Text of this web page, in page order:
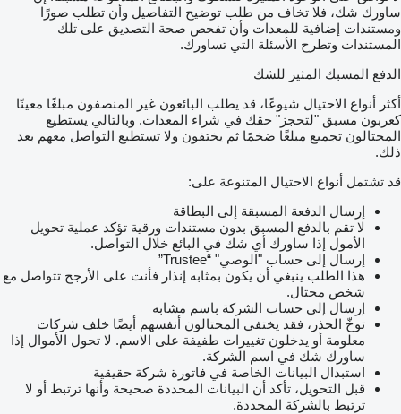
ساورك شك، فلا تخاف من طلب توضيح التفاصيل وأن تطلب صورًا
ومستندات إضافية للمعدات وأن تفحص صحة التصديق على تلك
المستندات وتطرح الأسئلة التي تساورك.
الدفع المسبك المثير للشك
أكثر أنواع الاحتيال شيوعًا، قد يطلب البائعون غير المنصفون مبلغًا معينًا
كعربون مسبق "لتحجز" حقك في شراء المعدات. وبالتالي يستطيع
المحتالون تجميع مبلغًا ضخمًا ثم يختفون ولا تستطيع التواصل معهم بعد
ذلك.
قد تشتمل أنواع الاحتيال المتنوعة على:
إرسال الدفعة المسبقة إلى البطاقة
لا تقم بالدفع المسبق بدون مستندات ورقية تؤكد عملية تحويل
الأمول إذا ساورك أي شك في البائع خلال التواصل.
إرسال إلى حساب "الوصي" “Trustee”
هذا الطلب ينبغي أن يكون بمثابه إنذار فأنت على الأرجح تتواصل مع
شخص محتال.
إرسال إلى حساب الشركة باسم مشابه
توخّ الحذر، فقد يختفي المحتالون أنفسهم أيضًا خلف شركات
معلومة أو يدخلون تغييرات طفيفة على الاسم. لا تحول الأموال إذا
ساورك شك في اسم الشركة.
استبدال البيانات الخاصة في فاتورة شركة حقيقية
قبل التحويل، تأكد أن البيانات المحددة صحيحة وأنها ترتبط أو لا
ترتبط بالشركة المحددة.